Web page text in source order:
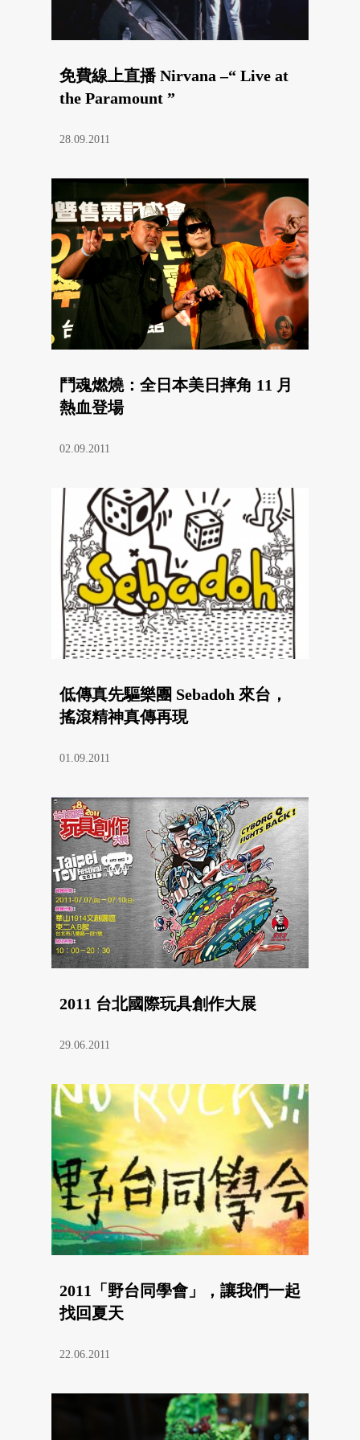
免費線上直播 Nirvana –“ Live at
the Paramount ”
28.09.2011
鬥魂燃燒：全日本美日摔角 11 月
熱血登場
02.09.2011
低傳真先驅樂團 Sebadoh 來台，
搖滾精神真傳再現
01.09.2011
2011 台北國際玩具創作大展
29.06.2011
2011「野台同學會」，讓我們一起
找回夏天
22.06.2011